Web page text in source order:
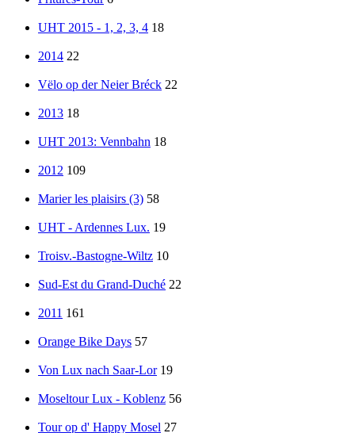
UHT 2015 - 1, 2, 3, 4 18
2014 22
Vëlo op der Neier Bréck 22
2013 18
UHT 2013: Vennbahn 18
2012 109
Marier les plaisirs (3) 58
UHT - Ardennes Lux. 19
Troisv.-Bastogne-Wiltz 10
Sud-Est du Grand-Duché 22
2011 161
Orange Bike Days 57
Von Lux nach Saar-Lor 19
Moseltour Lux - Koblenz 56
Tour op d' Happy Mosel 27